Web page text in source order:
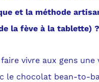
et la méthode
la fève à la tablette) ?
vivre aux gens une
le chocolat bean-to-